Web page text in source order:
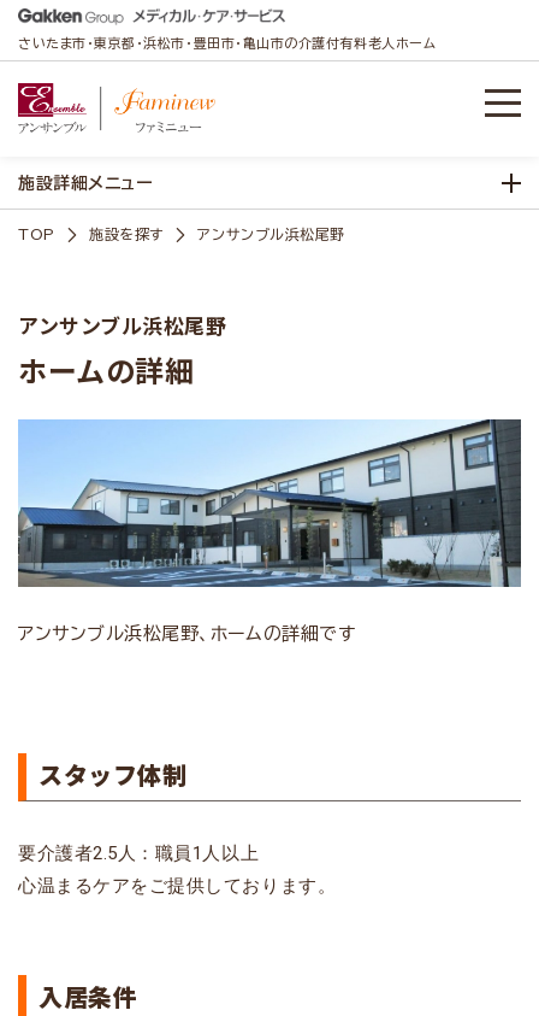
さいたま市・東京都・浜松市・豊田市・亀山市の介護付有料老人ホーム
施設詳細メニュー
TOP 施設を探す アンサンブル浜松尾野
アンサンブル浜松尾野
ホームの詳細
アンサンブル浜松尾野、ホームの詳細です
スタッフ体制
要介護者2.5人：職員1人以上
心温まるケアをご提供しております。
入居条件